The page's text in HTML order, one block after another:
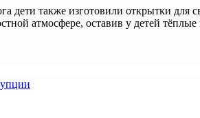
дети также изготовили открытки
атмосфере, оставив у детей